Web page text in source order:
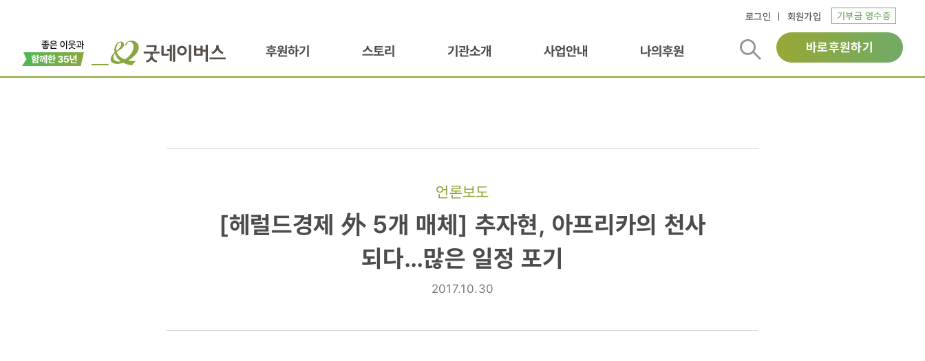
로그인 회원가입 기부금 영수증
후원하기 스토리 기관소개 사업안내 나의후원 바로후원하기
언론보도
[헤럴드경제
매체]
[헤럴드경제 外 5개 매체] 추자현, 아프리카의 천사
되다…많은 일정 포기
2017.10.30